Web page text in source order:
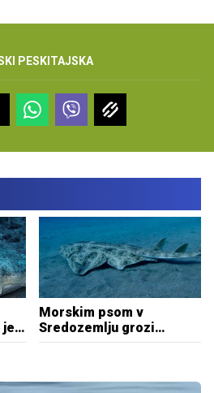
PES KITAJSKA
je
Morskim psom v
Sredozemlju grozi
izumrtje